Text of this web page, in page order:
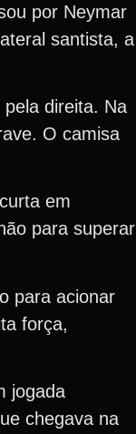
por Neymar
santista, a
direita. Na
O camisa
em
para superar
para acionar
força,
jogada
chegava na